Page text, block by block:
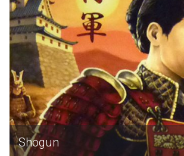
Shogun